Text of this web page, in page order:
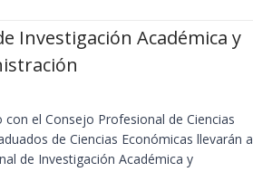
Investigación Académica y
el Consejo Profesional de Ciencias
de Ciencias Económicas llevarán a
de Investigación Académica y